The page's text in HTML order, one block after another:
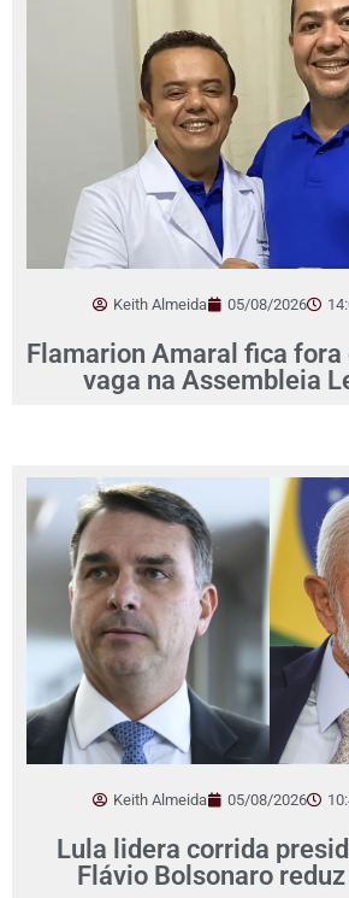
Keith Almeida 05/08/2026
Flamarion Amaral fica fora
vaga na Assembleia
Keith Almeida 05/08/2026
Lula lidera corrida
Flávio Bolsonaro